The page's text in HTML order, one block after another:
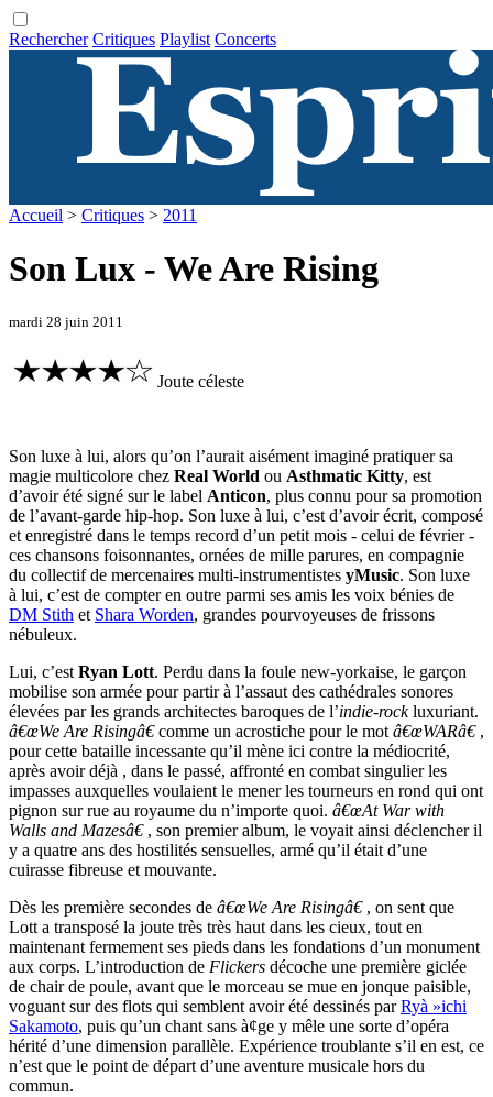
Rechercher Critiques Playlist Concerts
Accueil > Critiques > 2011
Son Lux - We Are Rising
mardi 28 juin 2011
Joute céleste
Son luxe à lui, alors qu’on l’aurait aisément imaginé pratiquer sa
magie multicolore chez Real World ou Asthmatic Kitty, est
d’avoir été signé sur le label Anticon, plus connu pour sa promotion
de l’avant-garde hip-hop. Son luxe à lui, c’est d’avoir écrit, composé
et enregistré dans le temps record d’un petit mois - celui de février -
ces chansons foisonnantes, ornées de mille parures, en compagnie
du collectif de mercenaires multi-instrumentistes yMusic. Son luxe
à lui, c’est de compter en outre parmi ses amis les voix bénies de
DM Stith et Shara Worden, grandes pourvoyeuses de frissons
nébuleux.
Lui, c’est Ryan Lott. Perdu dans la foule new-yorkaise, le garçon
mobilise son armée pour partir à l’assaut des cathédrales sonores
élevées par les grands architectes baroques de l’indie-rockluxuriant.
â€œWe Are Risingâ€comme un acrostiche pour le mot â€œWARâ€ ,
pour cette bataille incessante qu’il mène ici contre la médiocrité,
après avoir déjà , dans le passé, affronté en combat singulier les
impasses auxquelles voulaient le mener les tourneurs en rond qui ont
pignon sur rue au royaume du n’importe quoi. â€œAt War with
Walls and Mazesâ€ , son premier album, le voyait ainsi déclencher il
y a quatre ans des hostilités sensuelles, armé qu’il était d’une
cuirasse fibreuse et mouvante.
Dès les première secondes de â€œWe Are Risingâ€ , on sent que
Lott a transposé la joute très très haut dans les cieux, tout en
maintenant fermement ses pieds dans les fondations d’un monument
aux corps. L’introduction de Flickers décoche une première giclée
de chair de poule, avant que le morceau se mue en jonque paisible,
voguant sur des flots qui semblent avoir été dessinés parRyà »ichi
Sakamoto, puis qu’un chant sans à¢ge y mêle une sorte d’opéra
hérité d’une dimension parallèle. Expérience troublante s’il en est, ce
n’est que le point de départ d’une aventure musicale hors du
commun.